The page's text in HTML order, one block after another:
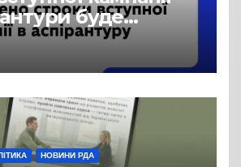
буде
НОВИНИ РДА